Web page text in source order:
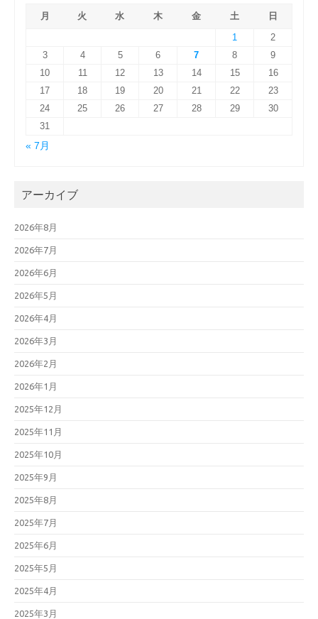
月
火 水 木 金 土
日
1
2
3
4 5 6 7 8
9
10
11 12 13 14 15
16
17
18 19 20 21 22
23
24
25 26 27 28 29
30
31
« 7月
アーカイブ
2026年8月
2026年7月
2026年6月
2026年5月
2026年4月
2026年3月
2026年2月
2026年1月
2025年12月
2025年11月
2025年10月
2025年9月
2025年8月
2025年7月
2025年6月
2025年5月
2025年4月
2025年3月